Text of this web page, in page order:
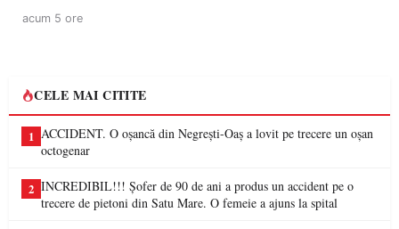
acum 5 ore
CELE MAI CITITE
1 ACCIDENT. O oșancă din Negrești-Oaș a lovit pe trecere un oșan
octogenar
2 INCREDIBIL!!! Șofer de 90 de ani a produs un accident pe o
trecere de pietoni din Satu Mare. O femeie a ajuns la spital